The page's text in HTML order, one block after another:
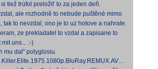
si tiež trúfol preložiť to za jeden deň.
ale rozhodně to nebude puštěné mimo
Samozřejmě překladač.
tak to nevzdal, ono je to uz hotove a nahrate.
ze prekladatel to vzdal a zapisane to
mit uns... :-)
mu dal" polyglosiu.